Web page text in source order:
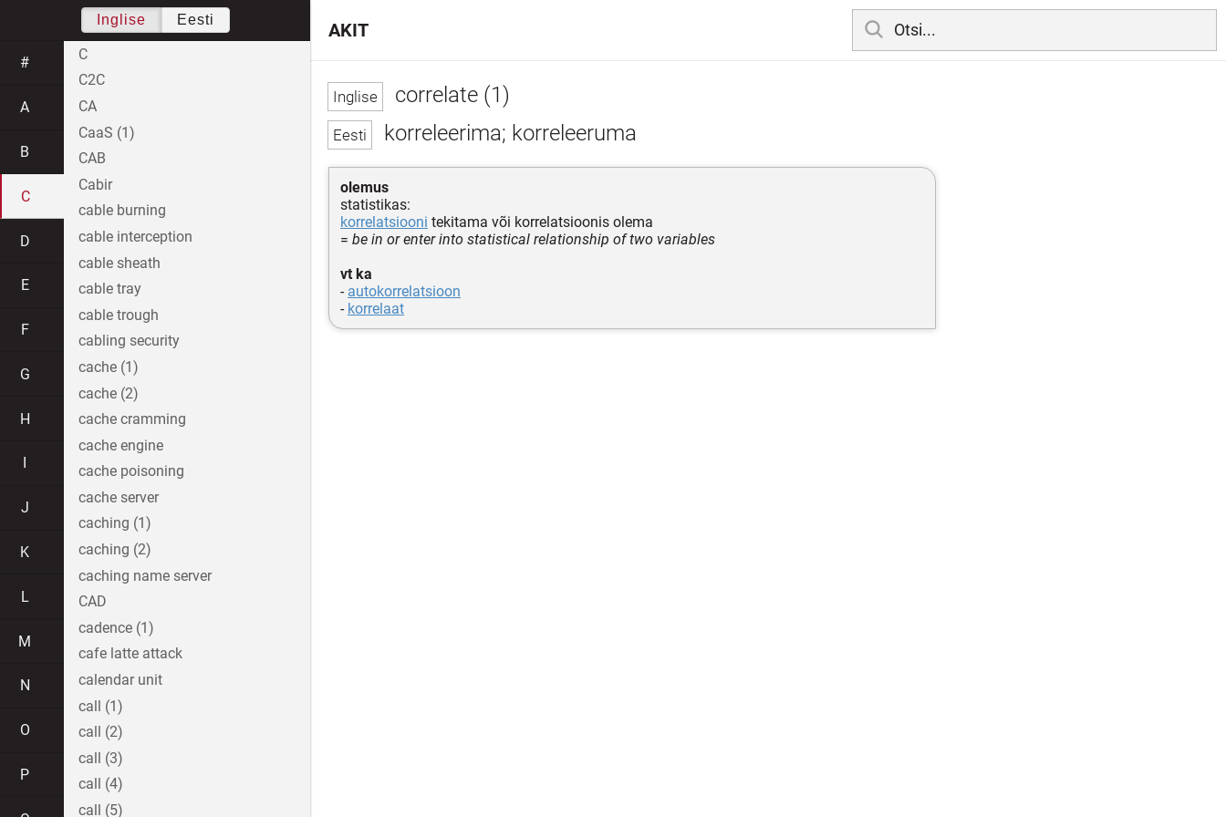
correlate (1)
korreleerima; korreleeruma
olemus
statistikas:
korrelatsiooni tekitama või korrelatsioonis olema
= be in or enter into statistical relationship of two variables
vt ka
- autokorrelatsioon
- korrelaat
AKIT
Inglise Eesti
#
A
B
C
D
E
F
G
H
J
K
L
M
N
O
P
C
C2C
CA
CaaS (1)
CAB
Cabir
cable burning
cable interception
cable sheath
cable tray
cable trough
cabling security
cache (1)
cache (2)
cache cramming
cache engine
cache poisoning
cache server
caching (1)
caching (2)
caching name server
CAD
cadence (1)
cafe latte attack
calendar unit
call (1)
call (2)
call (3)
call (4)
call (5)